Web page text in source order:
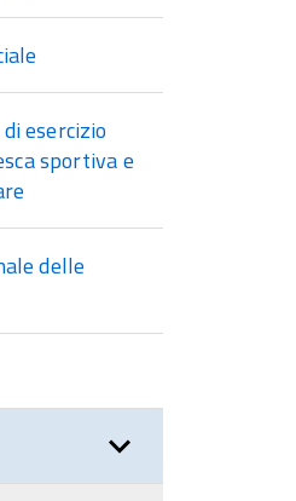
esercizio
sportiva e
delle